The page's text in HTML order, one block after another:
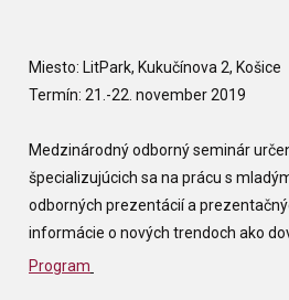
Miesto: LitPark, Kukučínova 2, Košice
Termín: 21.-22. november 2019
Medzinárodný odborný seminár
špecializujúcich sa na prácu s
odborných prezentácií a
informácie o nových trendoch ako
Program